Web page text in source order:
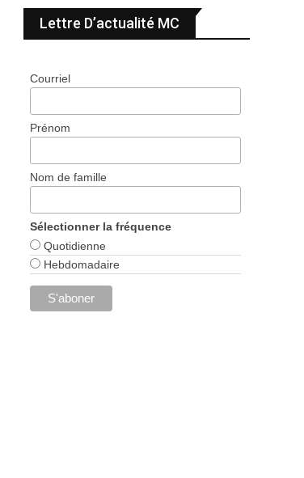
Lettre D’actualité MC
Courriel
Prénom
Nom de famille
Sélectionner la fréquence
Quotidienne
Hebdomadaire